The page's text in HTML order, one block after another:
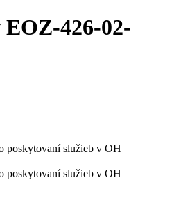
426-02-
poskytovaní služieb v OH
poskytovaní služieb v OH